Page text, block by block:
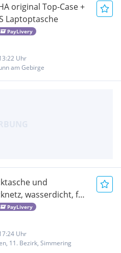
original Top-Case +
Laptoptasche
PayLivery
Uhr
am Gebirge
und
wasserdicht, für
Topcase
PayLivery
Uhr
11. Bezirk, Simmering